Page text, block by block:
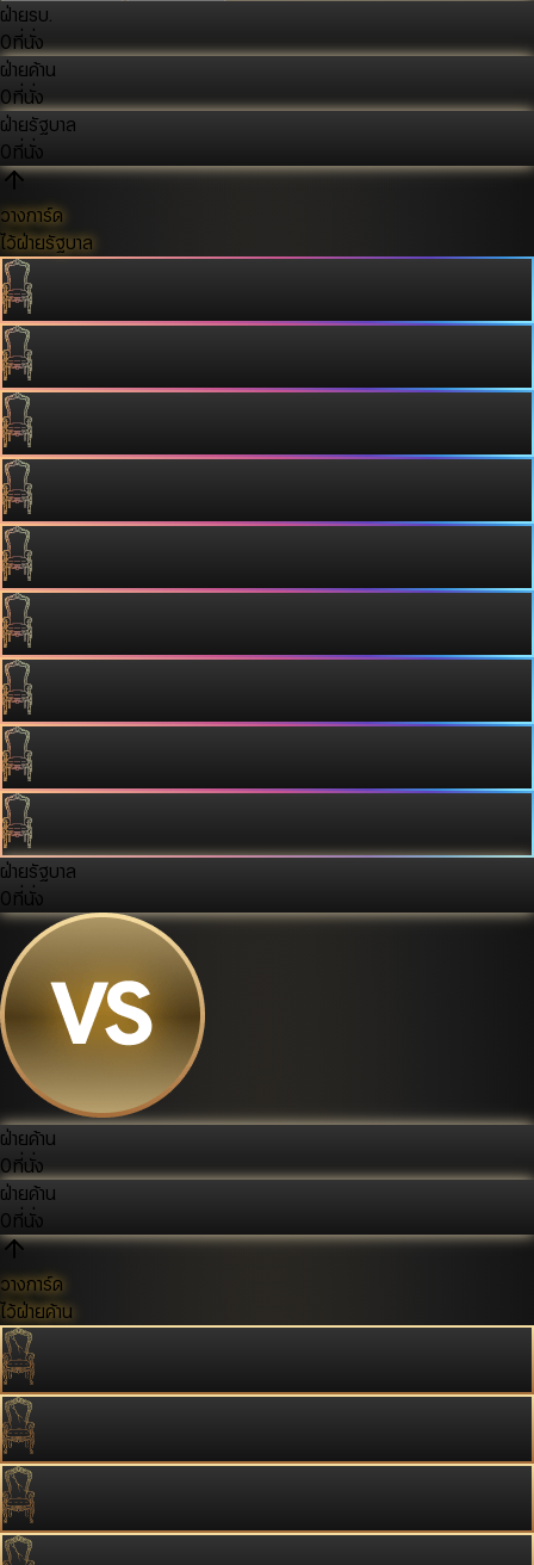
ฝ่ายรบ.
0ที่นั่ง
ฝ่ายค้าน
0ที่นั่ง
ฝ่ายรัฐบาล
0ที่นั่ง
วางการ์ด
ไว้ฝ่ายรัฐบาล
ฝ่ายรัฐบาล
0ที่นั่ง
ฝ่ายค้าน
0ที่นั่ง
ฝ่ายค้าน
0ที่นั่ง
วางการ์ด
ไว้ฝ่ายค้าน